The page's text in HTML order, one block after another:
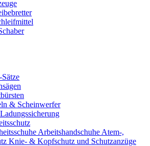
& Scheinwerfer
Arbeitshandschuhe Atem-,
Knie- & Kopfschutz und Schutzanzüge